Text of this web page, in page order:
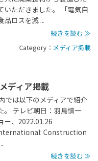
いただきました。 「電気自
品ロスを減 ...
続きを読む ≫
Category： メディア掲載
ディア掲載
では以下のメディアで紹介
。 テレビ朝日：羽鳥慎一
ー、2022.01.26
Construction
続きを読む ≫